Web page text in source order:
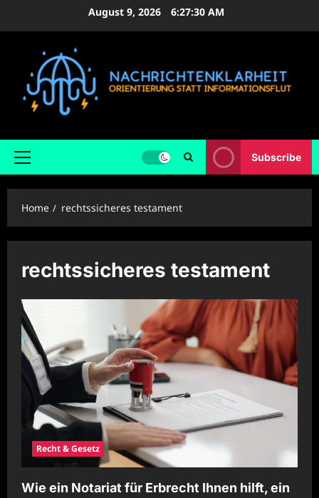
August 9, 2026 6:27:31 AM
Primary
Subscribe
Home rechtssicheres testament
rechtssicheres testament
Recht & Gesetz
Wie ein Notariat für Erbrecht Ihnen hilft, ein